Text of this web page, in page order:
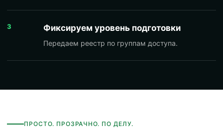
3 Фиксируем уровень подготовки
Передаем реестр по группам доступа.
ПРОСТО. ПРОЗРАЧНО. ПО ДЕЛУ.